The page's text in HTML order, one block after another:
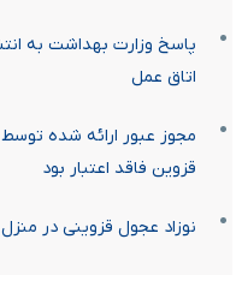
پاسخ وزارت بهداشت به
اتاق عمل
مجوز عبور ارائه شده
قزوین فاقد اعتبار بود
نوزاد عجول قزوینی در